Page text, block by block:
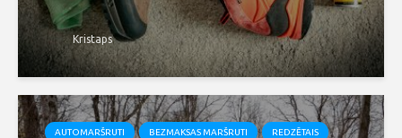
Kristaps
AUTOMARŠRUTI BEZMAKSAS MARŠRUTI REDZĒTAIS